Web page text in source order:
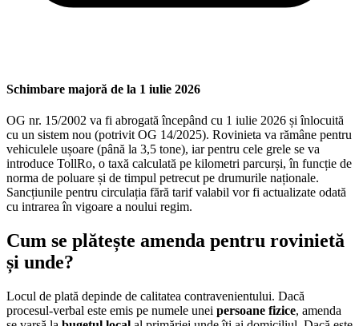
Schimbare majoră de la 1 iulie 2026
OG nr. 15/2002 va fi abrogată începând cu 1 iulie 2026 și înlocuită
cu un sistem nou (potrivit OG 14/2025). Rovinieta va rămâne pentru
vehiculele ușoare (până la 3,5 tone), iar pentru cele grele se va
introduce TollRo, o taxă calculată pe kilometri parcurși, în funcție de
norma de poluare și de timpul petrecut pe drumurile naționale.
Sancțiunile pentru circulația fără tarif valabil vor fi actualizate odată
cu intrarea în vigoare a noului regim.
Cum se plătește amenda pentru rovinietă
și unde?
Locul de plată depinde de calitatea contravenientului. Dacă
procesul-verbal este emis pe numele unei persoane fizice, amenda